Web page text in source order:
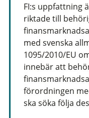
FI:s uppfattning
riktade till
med svenska
1095/2010/EU
innebär att
förordningen
ska söka följa